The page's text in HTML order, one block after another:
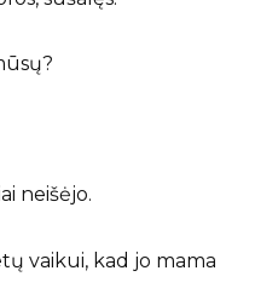
neišėjo.
vaikui, kad jo mama